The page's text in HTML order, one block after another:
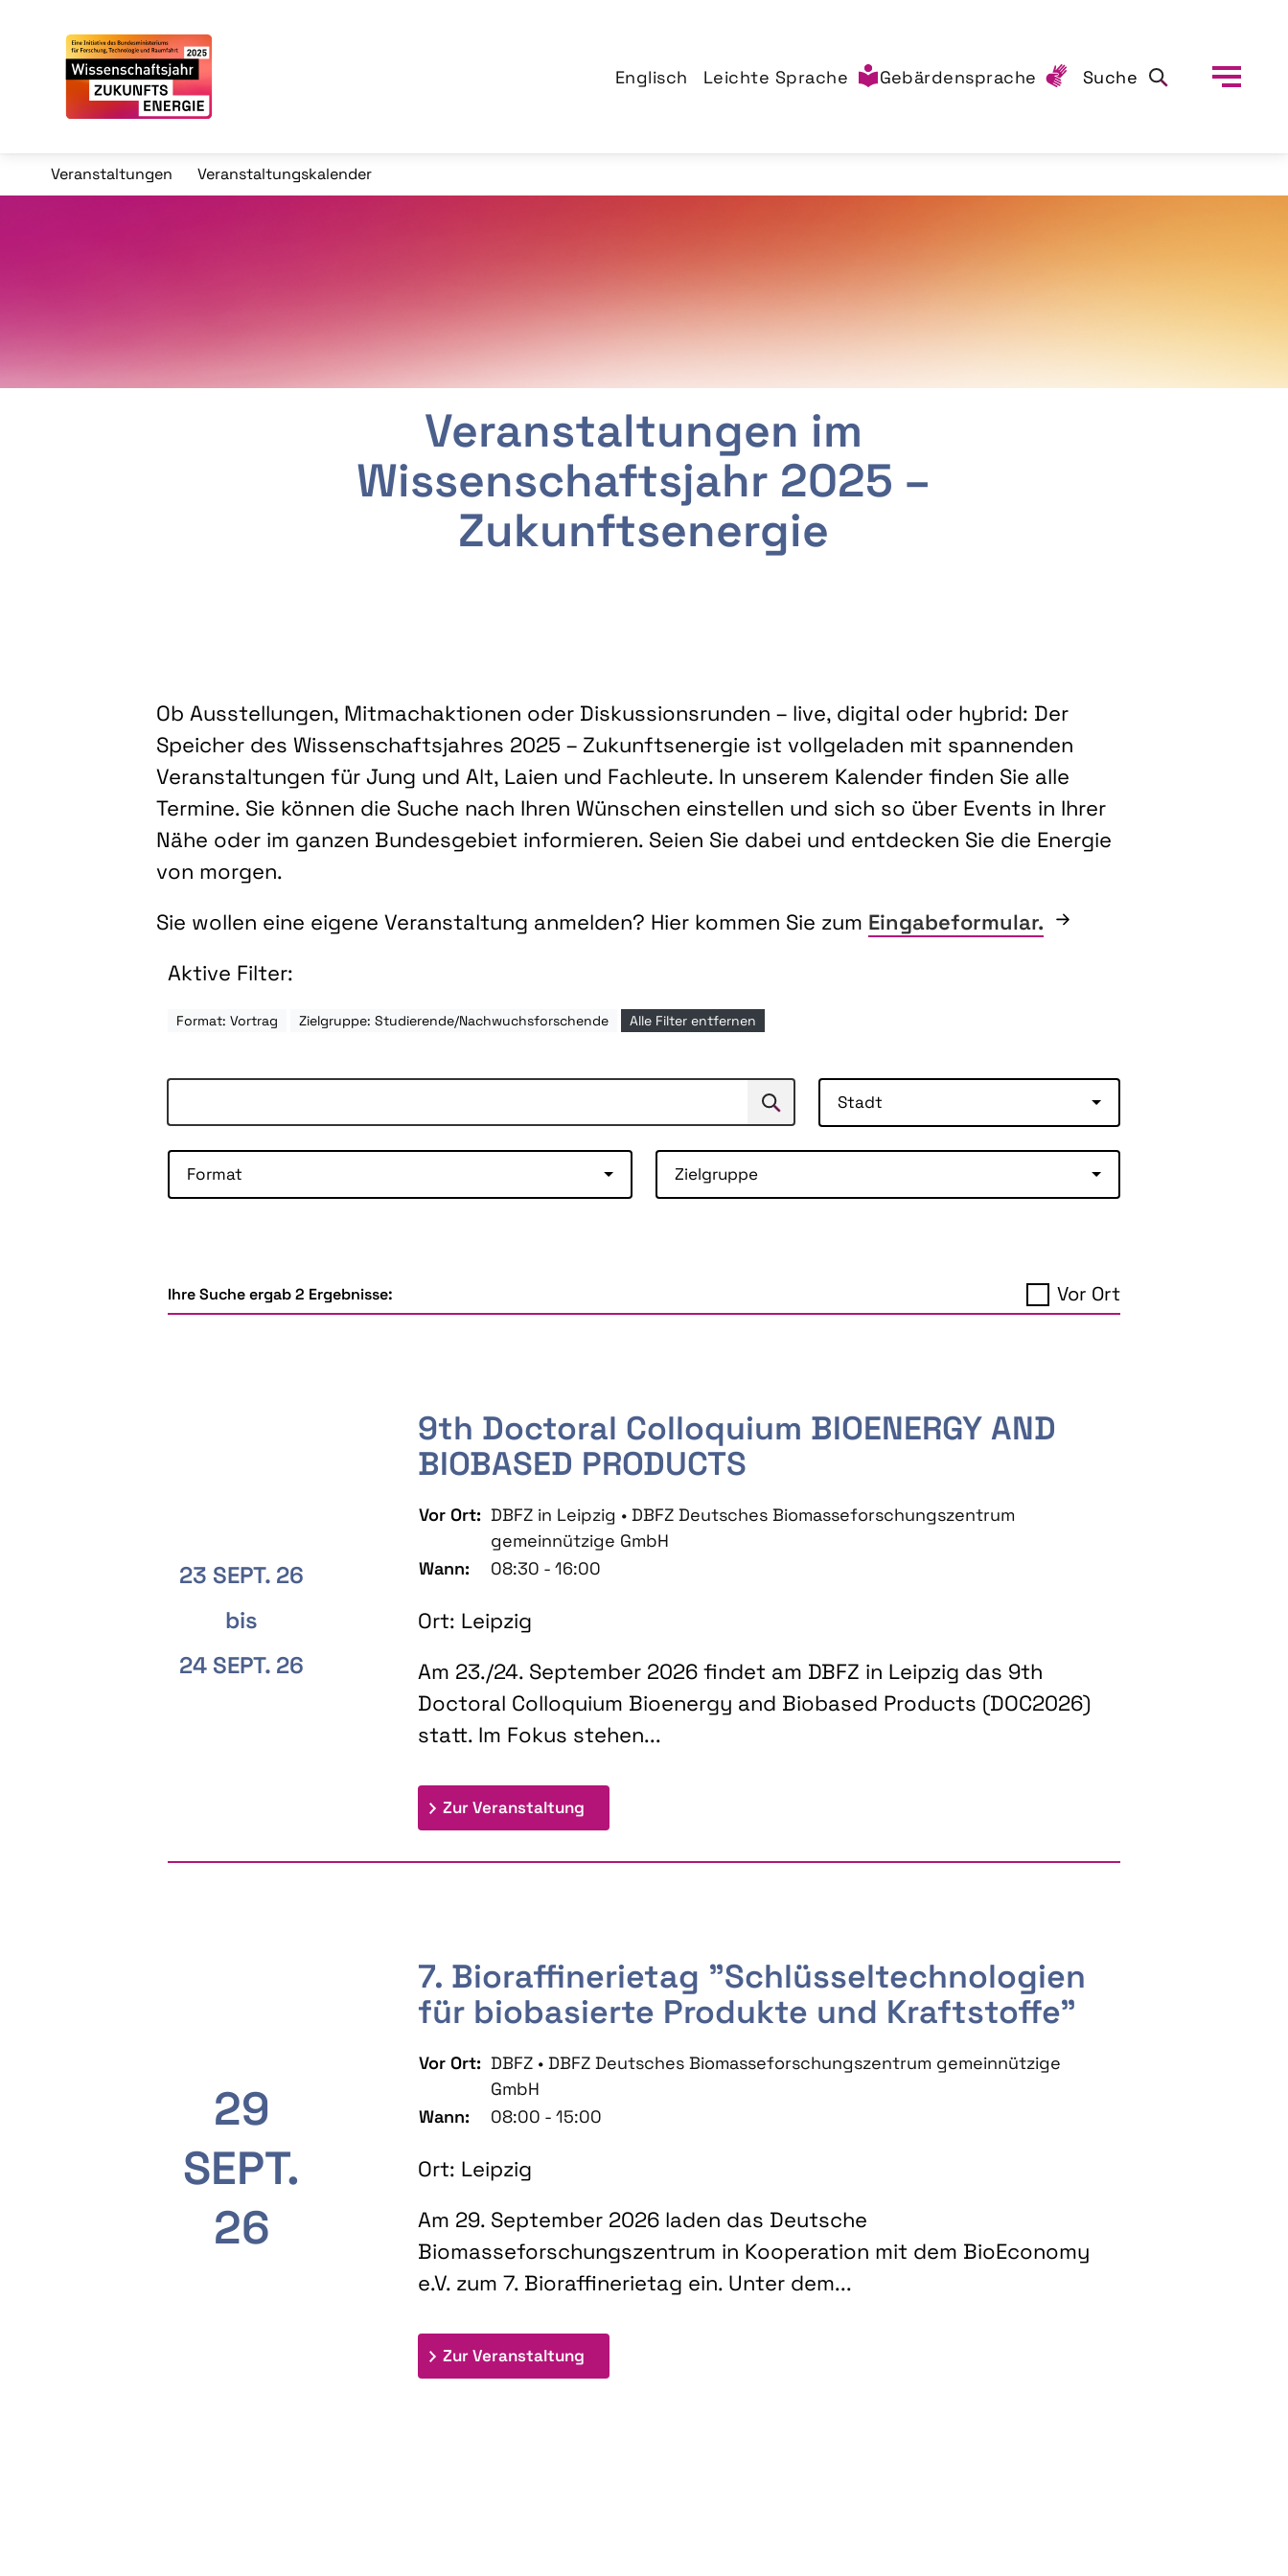
Englisch Leichte Sprache Gebärdensprache Suche
Veranstaltungen Veranstaltungskalender
Veranstaltungen im
Wissenschaftsjahr 2025 –
Zukunftsenergie
Ob Ausstellungen, Mitmachaktionen oder Diskussionsrunden – live, digital oder hybrid: Der
Speicher des Wissenschaftsjahres 2025 – Zukunftsenergie ist vollgeladen mit spannenden
Veranstaltungen für Jung und Alt, Laien und Fachleute. In unserem Kalender finden Sie alle
Termine. Sie können die Suche nach Ihren Wünschen einstellen und sich so über Events in Ihrer
Nähe oder im ganzen Bundesgebiet informieren. Seien Sie dabei und entdecken Sie die Energie
von morgen.
Sie wollen eine eigene Veranstaltung anmelden? Hier kommen Sie zum Eingabeformular.
Aktive Filter:
Format: Vortrag Zielgruppe: Studierende/Nachwuchsforschende Alle Filter entfernen
Suchen Stadt
Format Zielgruppe
Ihre Suche ergab 2 Ergebnisse: Vor Ort
23 SEPT. 26
bis
24 SEPT. 26
9th Doctoral Colloquium BIOENERGY AND
BIOBASED PRODUCTS
Vor Ort: DBFZ in Leipzig • DBFZ Deutsches Biomasseforschungszentrum
gemeinnützige GmbH
Wann:
08:30 - 16:00
Ort: Leipzig
Am 23./24. September 2026 findet am DBFZ in Leipzig das 9th
Doctoral Colloquium Bioenergy and Biobased Products (DOC2026)
statt. Im Fokus stehen...
Zur Veranstaltung: 9th Doctoral Colloquium BIOENERGY AND BIOBASED PRODUCTS
29
SEPT.
26
7. Bioraffinerietag "Schlüsseltechnologien
für biobasierte Produkte und Kraftstoffe"
Vor Ort: DBFZ • DBFZ Deutsches Biomasseforschungszentrum gemeinnützige
GmbH
Wann:
08:00 - 15:00
Ort: Leipzig
Am 29. September 2026 laden das Deutsche
Biomasseforschungszentrum in Kooperation mit dem BioEconomy
e.V. zum 7. Bioraffinerietag ein. Unter dem...
Zur Veranstaltung: 7. Bioraffinerietag "Schlüsseltechnologien für biobasierte Produkte und Kraftstoffe"